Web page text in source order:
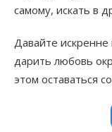
самому, искать в
Давайте искренне
дарить любовь
этом оставаться